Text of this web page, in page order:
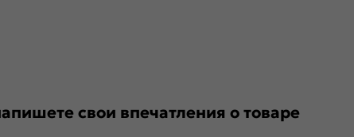
свои впечатления о товаре